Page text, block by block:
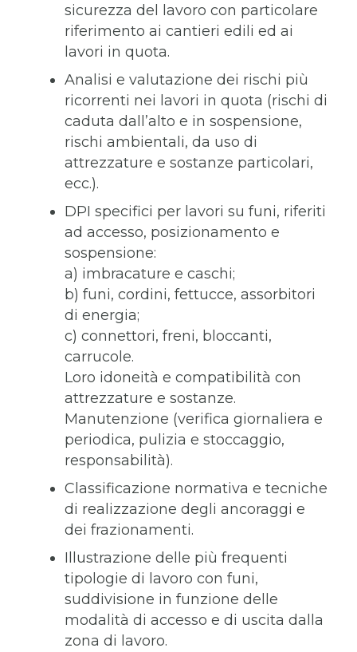
sicurezza del lavoro con particolare
riferimento ai cantieri edili ed ai
lavori in quota.
Analisi e valutazione dei rischi più
ricorrenti nei lavori in quota (rischi di
caduta dall’alto e in sospensione,
rischi ambientali, da uso di
attrezzature e sostanze particolari,
ecc.).
DPI specifici per lavori su funi, riferiti
ad accesso, posizionamento e
sospensione:
a) imbracature e caschi;
b) funi, cordini, fettucce, assorbitori
di energia;
c) connettori, freni, bloccanti,
carrucole.
Loro idoneità e compatibilità con
attrezzature e sostanze.
Manutenzione (verifica giornaliera e
periodica, pulizia e stoccaggio,
responsabilità).
Classificazione normativa e tecniche
di realizzazione degli ancoraggi e
dei frazionamenti.
Illustrazione delle più frequenti
tipologie di lavoro con funi,
suddivisione in funzione delle
modalità di accesso e di uscita dalla
zona di lavoro.